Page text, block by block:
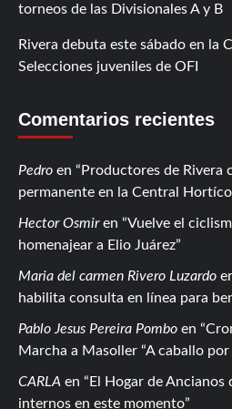
torneos de las Divisionales A y B
Rivera debuta este sábado en la
Selecciones juveniles de OFI
Comentarios recientes
Pedro en
Productores de Rivera
permanente en la Central
Hector Osmiren
Vuelve el
homenajear a Elio Juárez
Maria del carmen Rivero Luzardo
habilita consulta en línea para
Pablo Jesus Pereira Pombo en
Marcha a Masoller “A caballo por
CARLA en
El Hogar de Ancianos
internos en este momento